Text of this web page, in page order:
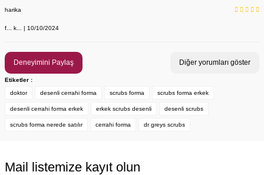
harika
f... k... | 10/10/2024
Deneyimini Paylaş Diğer yorumları göster
Etiketler :
doktor
desenli cerrahi forma scrubs forma scrubs forma erkek
desenli cerrahi forma erkek erkek scrubs desenli desenli scrubs
scrubs forma nerede satılır cerrahi forma dr greys scrubs
Mail listemize kayıt olun